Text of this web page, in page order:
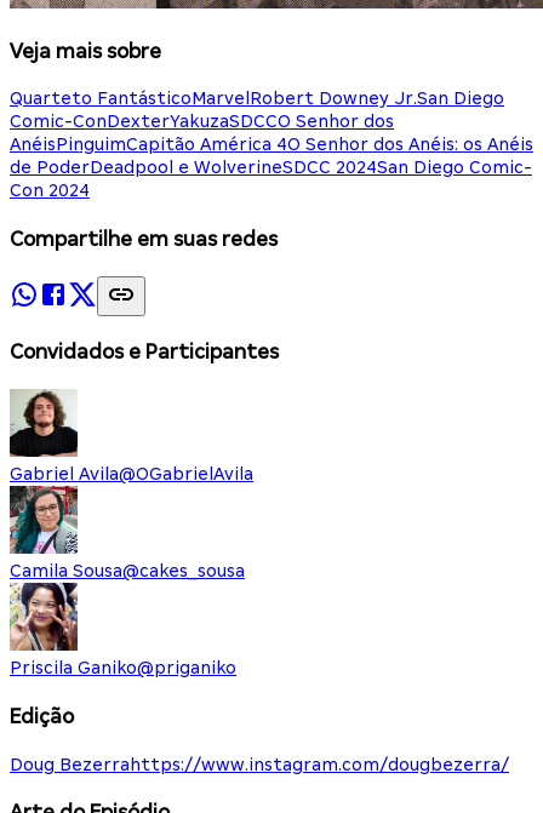
Veja mais sobre
Quarteto FantásticoMarvel Robert Downey Jr.San Diego
Comic-ConDexterYakuzaSDCCO Senhor dos
AnéisPinguimCapitão América 4O Senhor dos Anéis: os Anéis
de PoderDeadpool e WolverineSDCC 2024San Diego Comic-
Con 2024
Compartilhe em suas redes
Convidados e Participantes
Gabriel Avila@OGabrielAvila
Camila Sousa@cakes_sousa
Priscila Ganiko@priganiko
Edição
Doug Bezerra https://www.instagram.com/dougbezerra/